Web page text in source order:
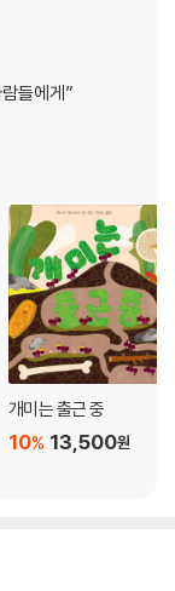
수신 차단 등으로 인
내역이 없으면 회원
가 전달됩니다.
로젝트는 《플
답니
들에게”
개미는 출근 중
13,500원
10%